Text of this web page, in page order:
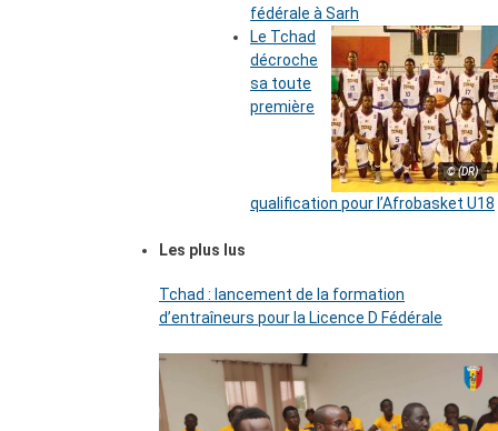
fédérale à Sarh
© (DR)
Le Tchad
décroche
sa toute
première
qualification pour l’Afrobasket U18
Les plus lus
Tchad : lancement de la formation
d’entraîneurs pour la Licence D Fédérale